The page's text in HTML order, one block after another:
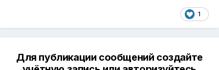
1
Для публикации сообщений создайте